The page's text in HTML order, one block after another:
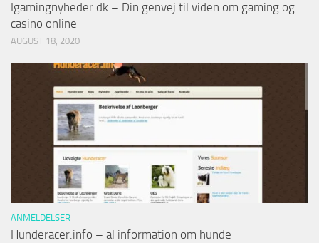
Igamingnyheder.dk – Din genvej til viden om gaming og
casino online
AUGUST 18, 2020
ANMELDELSER
Hunderacer.info – al information om hunde